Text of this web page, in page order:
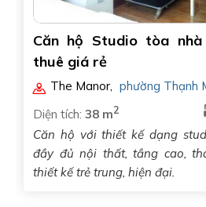
Căn hộ Studio tòa
thuê giá rẻ
The Manor, phường Thạnh
Diện tích: 38 m2
Căn hộ với thiết kế dạng
đầy đủ nội thất, tầng cao,
thiết kế trẻ trung, hiện đại.